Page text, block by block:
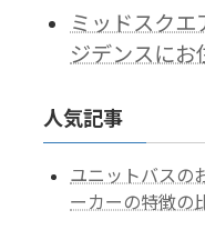
ミッドスク
ジデンスにお
人気記事
ユニットバスの
ーカーの特徴の